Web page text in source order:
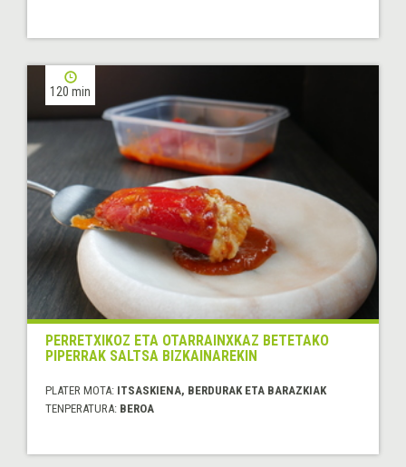
120 min
PERRETXIKOZ ETA OTARRAINXKAZ BETETAKO
PIPERRAK SALTSA BIZKAINAREKIN
PLATER MOTA: ITSASKIENA, BERDURAK ETA BARAZKIAK
TENPERATURA: BEROA